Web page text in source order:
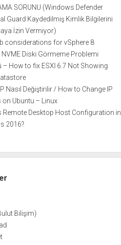
SORUNU (Windows Defender
Guard Kaydedilmiş Kimlik Bilgilerini
İzin Vermiyor)
considerations for vSphere 8
NVME Diski Görmeme Problemi
– How to fix ESXI 6.7 Not Showing
Nasıl Değiştirilir / How to Change IP
on Ubuntu – Linux
Remote Desktop Host Configuration in
2016?
Bilişim)